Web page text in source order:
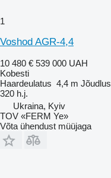
1
Voshod AGR-4,4
10 480 € 539 000 UAH
Kobesti
Haardeulatus 4,4 m Jõudlus
320 h.j.
Ukraina, Kyiv
TOV «FERM Ye»
Võta ühendust müüjaga